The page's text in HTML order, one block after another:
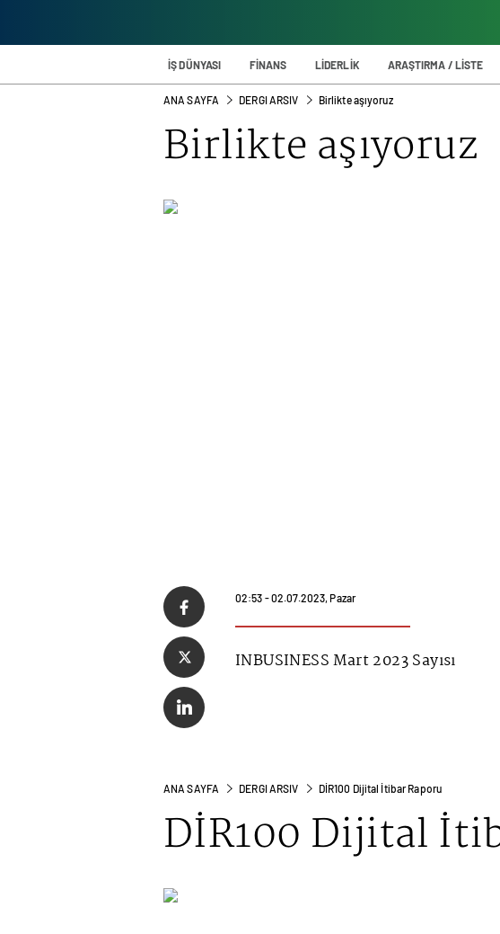
İŞ DÜNYASI FİNANS LİDERLİK ARAŞTIRMA / LİSTE
ANA SAYFA DERGI ARSIV Birlikte aşıyoruz
Birlikte aşıyoruz
02:53 - 02.07.2023, Pazar
INBUSINESS Mart 2023 Sayısı
ANA SAYFA DERGI ARSIV DİR100 Dijital İtibar Raporu
DİR100 Dijital